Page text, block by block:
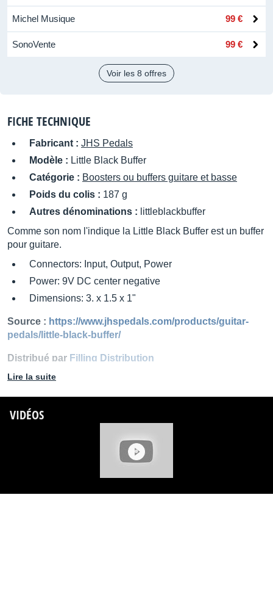
Michel Musique 99 €
SonoVente 99 €
Voir les 8 offres
FICHE TECHNIQUE
Fabricant : JHS Pedals
Modèle : Little Black Buffer
Catégorie : Boosters ou buffers guitare et basse
Poids du colis : 187 g
Autres dénominations : littleblackbuffer
Comme son nom l'indique la Little Black Buffer est un buffer
pour guitare.
Connectors: Input, Output, Power
Power: 9V DC center negative
Dimensions: 3. x 1.5 x 1"
Source : https://www.jhspedals.com/products/guitar-
pedals/little-black-buffer/
Distribué par Filling Distribution
Lire la suite
VIDÉOS